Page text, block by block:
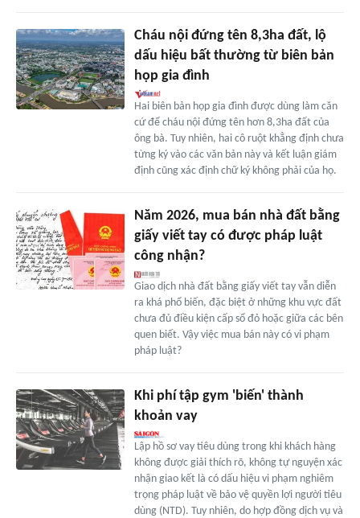
Cháu nội đứng tên 8,3ha đất, lộ
dấu hiệu bất thường từ biên bản
họp gia đình
Hai biên bản họp gia đình được dùng làm căn
cứ để cháu nội đứng tên hơn 8,3ha đất của
ông bà. Tuy nhiên, hai cô ruột khẳng định chưa
từng ký vào các văn bản này và kết luận giám
định cũng xác định chữ ký không phải của họ.
Năm 2026, mua bán nhà đất bằng
giấy viết tay có được pháp luật
công nhận?
Giao dịch nhà đất bằng giấy viết tay vẫn diễn
ra khá phổ biến, đặc biệt ở những khu vực đất
chưa đủ điều kiện cấp sổ đỏ hoặc giữa các bên
quen biết. Vậy việc mua bán này có vi phạm
pháp luật?
Khi phí tập gym 'biến' thành
khoản vay
Lập hồ sơ vay tiêu dùng trong khi khách hàng
không được giải thích rõ, không tự nguyện xác
nhận giao kết là có dấu hiệu vi phạm nghiêm
trọng pháp luật về bảo vệ quyền lợi người tiêu
dùng (NTD). Tuy nhiên, do hợp đồng dịch vụ và